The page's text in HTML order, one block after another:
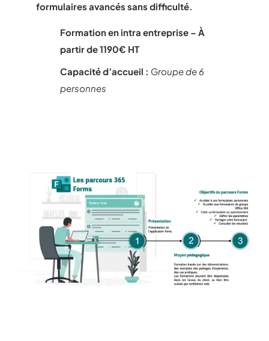
formulaires avancés sans difficulté.
Formation en intra entreprise – À
partir de 1190€ HT
Capacité d’accueil : Groupe de 6
personnes